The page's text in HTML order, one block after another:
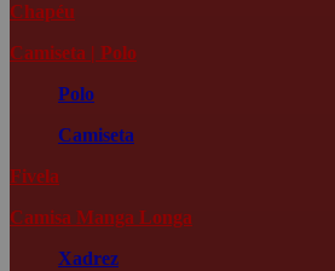
Chapéu
Camiseta | Polo
Polo
Camiseta
Fivela
Camisa Manga Longa
Xadrez